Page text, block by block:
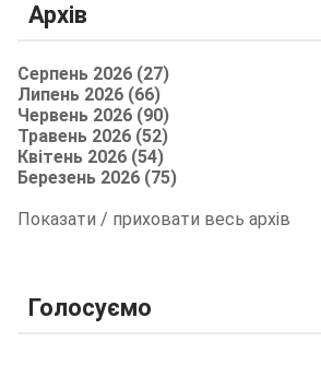
Архів
Серпень 2026 (27)
Липень 2026 (66)
Червень 2026 (90)
Травень 2026 (52)
Квітень 2026 (54)
Березень 2026 (75)
Показати / приховати весь архів
Голосуємо